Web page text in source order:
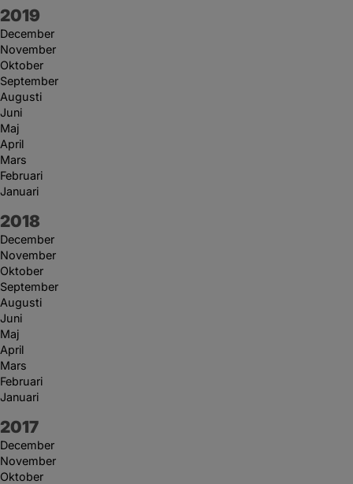
År:
2019
December
November
Oktober
September
Augusti
Juni
Maj
April
Mars
Februari
Januari
År:
2018
December
November
Oktober
September
Augusti
Juni
Maj
April
Mars
Februari
Januari
År:
2017
December
November
Oktober